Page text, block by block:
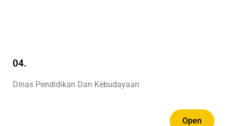
04.
Dinas Pendidikan Dan Kebudayaan
Open